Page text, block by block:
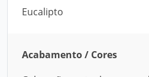
Eucalipto
Acabamento / Cores